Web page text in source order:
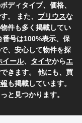
ディタイプ、価格、
。 また、 プリウスな
件も多く掲載してい
番号は100%表示、保
、安心して物件を探
イール、 タイヤからエ
きます。 他にも、買
も掲載しています。
と見つかります。